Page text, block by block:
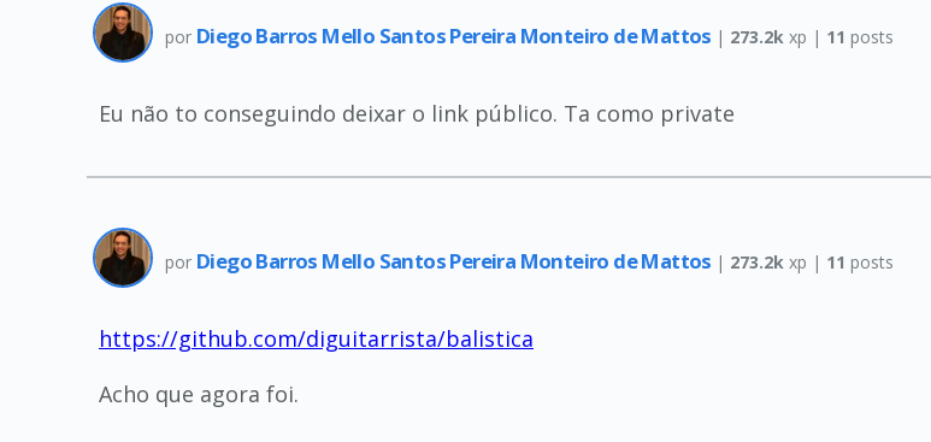
por Diego Barros Mello Santos Pereira Monteiro de Mattos | 273.2k xp | 11 posts
Eu não to conseguindo deixar o link público. Ta como private
por Diego Barros Mello Santos Pereira Monteiro de Mattos | 273.2k xp | 11 posts
https://github.com/diguitarrista/balistica
Acho que agora foi.